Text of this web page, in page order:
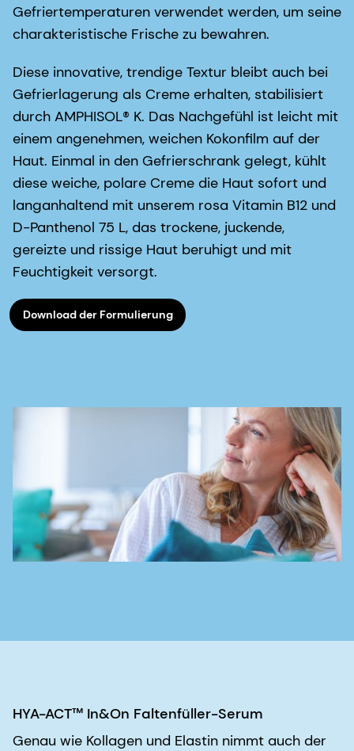
Gefriertemperaturen verwendet werden, um seine
charakteristische Frische zu bewahren.
Diese innovative, trendige Textur bleibt auch bei
Gefrierlagerung als Creme erhalten, stabilisiert
durch AMPHISOL® K. Das Nachgefühl ist leicht mit
einem angenehmen, weichen Kokonfilm auf der
Haut. Einmal in den Gefrierschrank gelegt, kühlt
diese weiche, polare Creme die Haut sofort und
langanhaltend mit unserem rosa Vitamin B12 und
D-Panthenol 75 L, das trockene, juckende,
gereizte und rissige Haut beruhigt und mit
Feuchtigkeit versorgt.
Download der Formulierung
HYA-ACT™ In&On Faltenfüller-Serum
Genau wie Kollagen und Elastin nimmt auch der